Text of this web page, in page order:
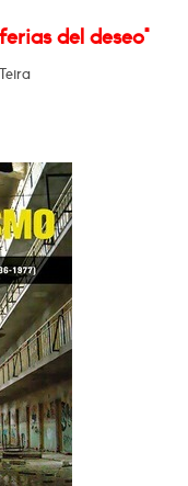
del deseo"